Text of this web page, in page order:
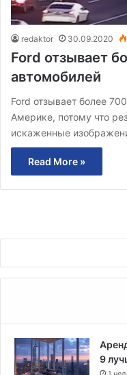
redaktor 30.09.2020
Ford отзывает
автомобилей
Ford отзывает более
Америке, потому что
искаженные
Read More »
9